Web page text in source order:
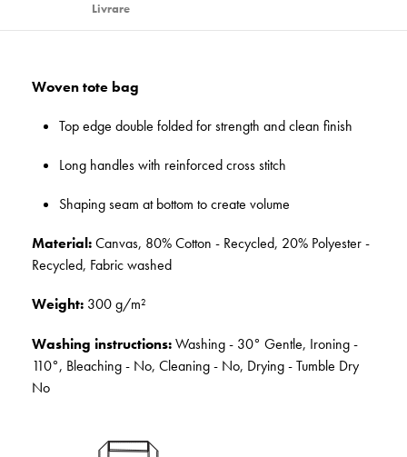
Livrare
Woven tote bag
Top edge double folded for strength and clean finish
Long handles with reinforced cross stitch
Shaping seam at bottom to create volume
Material:Canvas, 80% Cotton - Recycled, 20% Polyester -
Recycled, Fabric washed
Weight: 300 g/m²
Washing instructions:Washing - 30° Gentle, Ironing -
110°, Bleaching - No, Cleaning - No, Drying - Tumble Dry
No